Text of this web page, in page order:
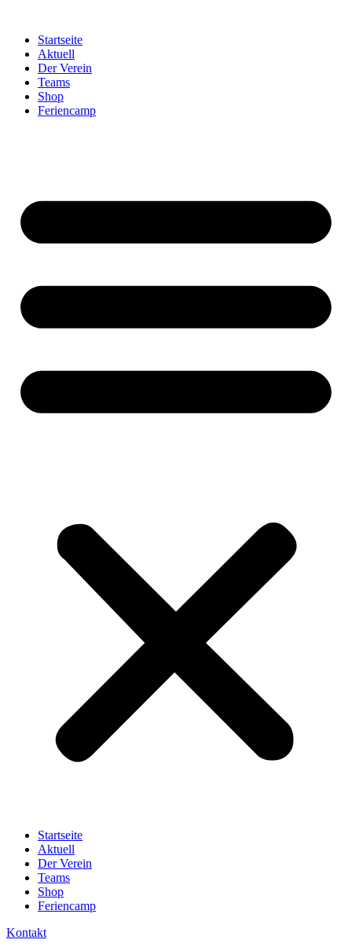
Startseite
Aktuell
Der Verein
Teams
Shop
Feriencamp
Startseite
Aktuell
Der Verein
Teams
Shop
Feriencamp
Kontakt